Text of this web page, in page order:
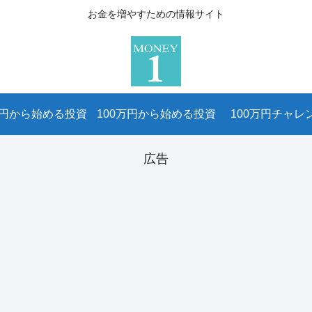
お金を増やすための情報サイト
から始める投資 100万円から始める投資 100万円チャレ
広告